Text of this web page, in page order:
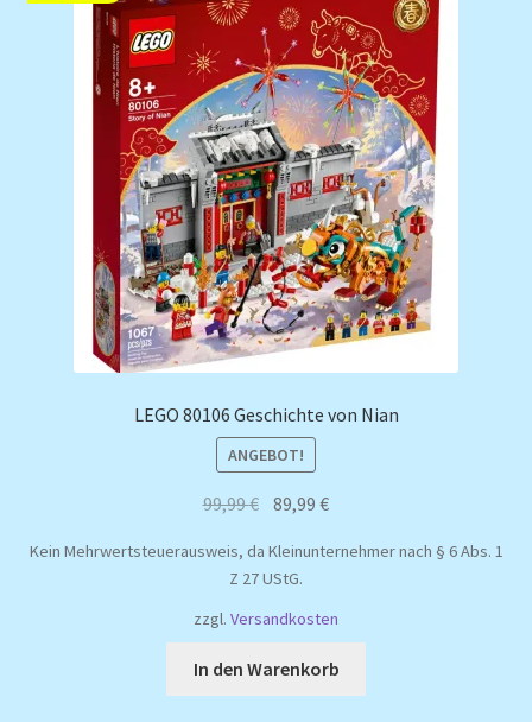
LEGO 80106 Geschichte von Nian
ANGEBOT!
99,99€ Ursprünglicher
war:
99,99 €
89,99€Aktueller
ist:
Kein Mehrwertsteuerausweis, da Kleinunternehmer nach § 6 Abs. 1
Z 27 UStG.
zzgl. Versandkosten
In den Warenkorb